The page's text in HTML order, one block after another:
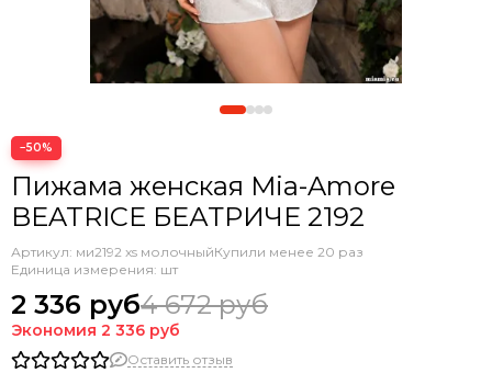
−50%
Пижама женская Mia-Amore
BEATRICE БЕАТРИЧЕ 2192
Артикул: ми2192 xs молочныйКупили менее 20 раз
Единица измерения: шт
2 336 руб4 672 руб
Экономия 2 336 руб
Оставить отзыв